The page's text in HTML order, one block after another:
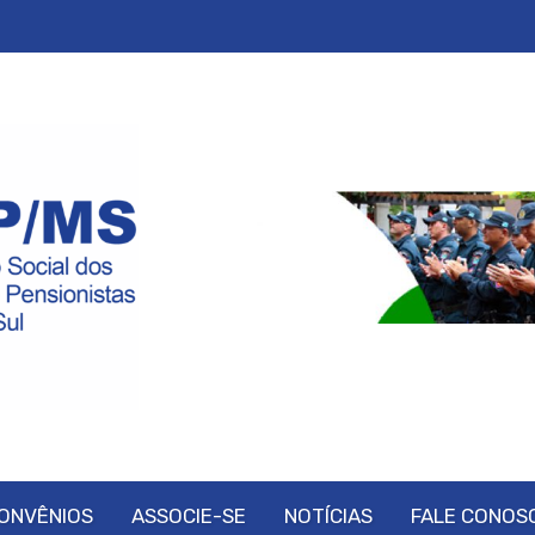
ASSOCIE-SE NOTÍCIAS FALE